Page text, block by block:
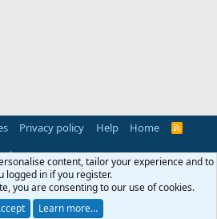
Privacy policy Help Home
R
® © 2010-2025 XenForo Ltd.
ons from DragonByte™ ©2011-2026
)
Queries 17 Time 0.0465s
content, tailor your experience and to
logged in if you register.
you are consenting to our use of cookies.
Learn more…